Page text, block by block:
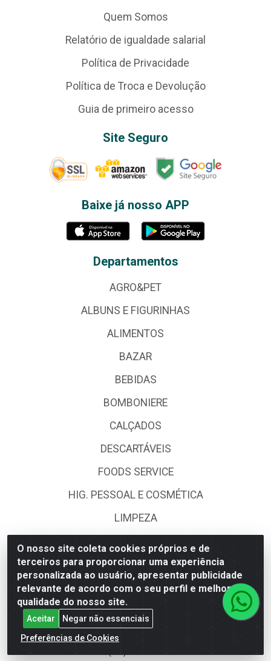
O nosso site coleta cookies próprios e de
terceiros para proporcionar uma experiência
personalizada ao usuário, apresentar publicidade
relevante de acordo com o seu perfil e melhorar a
qualidade do nosso site.
Aceitar
Negar não essenciais
Preferências de Cookies
Quem Somos
Relatório de igualdade salarial
Política de Privacidade
Política de Troca e Devolução
Guia de primeiro acesso
Site Seguro
Baixe já nosso APP
Departamentos
AGRO&PET
ALBUNS E FIGURINHAS
ALIMENTOS
BAZAR
BEBIDAS
BOMBONIERE
CALÇADOS
DESCARTÁVEIS
FOODS SERVICE
HIG. PESSOAL E COSMÉTICA
LIMPEZA
PAPELARIA
UTILIDADES DOMÉSTICAS
Fale Conosco